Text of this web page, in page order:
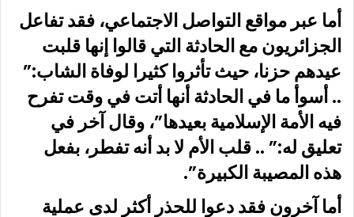
أما عبر مواقع التواصل الاجتماعي، فقد تفاعل
الجزائريون مع الحادثة التي قالوا إنها قلبت
عيدهم حزنا، حيث تأثروا كثيرا لوفاة الشاب:”
.. أسوأ ما في الحادثة أنها أتت في وقت تفرح
فيه الأمة الإسلامية بعيدها”، وقال آخر في
تعليق له:” .. قلب الأم لا بد أنه تفطر، بفعل
هذه المصيبة الكبيرة”.
أما آخرون فقد دعوا للحذر أكثر لدى عملية